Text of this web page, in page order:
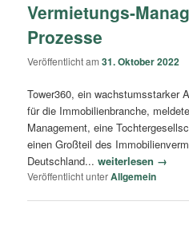
Vermietungs-
Prozesse
Veröffentlicht am31. Oktober 2022
Tower360, ein wachstumsstarker
für die Immobilienbranche,
Management, eine
einen Großteil des
Deutschland...weiterlesen →
Veröffentlicht unterAllgemein